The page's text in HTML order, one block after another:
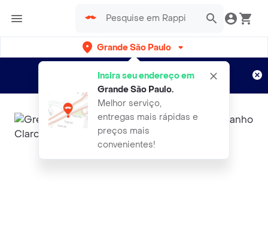
Grande São Paulo
Insira seu endereço em
Grande São Paulo.
Melhor serviço,
entregas mais rápidas e
preços mais
convenientes!
Entregas grátis por 15 dias!
Aplicam T&C